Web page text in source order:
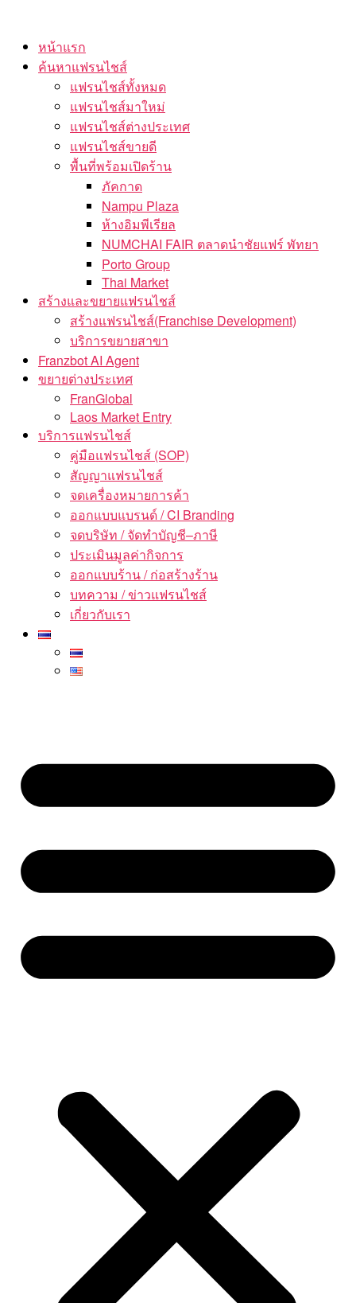
content
หน้าแรก
ค้นหาแฟรนไชส์
แฟรนไชส์ทั้งหมด
แฟรนไชส์มาใหม่
แฟรนไชส์ต่างประเทศ
แฟรนไชส์ขายดี
พื้นที่พร้อมเปิดร้าน
ภัคกาด
Nampu Plaza
ห้างอิมพีเรียล
NUMCHAI FAIR ตลาดนำชัยแฟร์ พัทยา
Porto Group
Thai Market
สร้างและขยายแฟรนไชส์
สร้างแฟรนไชส์(Franchise Development)
บริการขยายสาขา
Franzbot AI Agent
ขยายต่างประเทศ
FranGlobal
Laos Market Entry
บริการแฟรนไชส์
คู่มือแฟรนไชส์ (SOP)
สัญญาแฟรนไชส์
จดเครื่องหมายการค้า
ออกแบบแบรนด์ / CI Branding
จดบริษัท / จัดทำบัญชี–ภาษี
ประเมินมูลค่ากิจการ
ออกแบบร้าน / ก่อสร้างร้าน
บทความ / ข่าวแฟรนไชส์
เกี่ยวกับเรา